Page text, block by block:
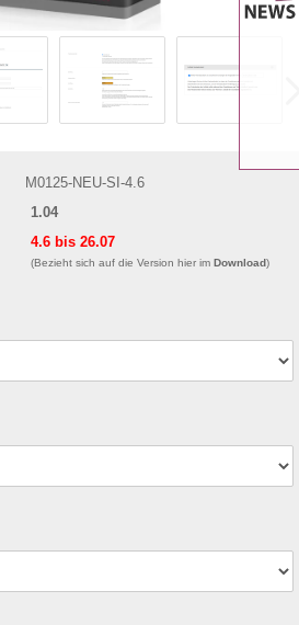
M0125-NEU-SI-4.6
1.04
4.6 bis 26.07
(Bezieht sich auf die Version hier im Download)